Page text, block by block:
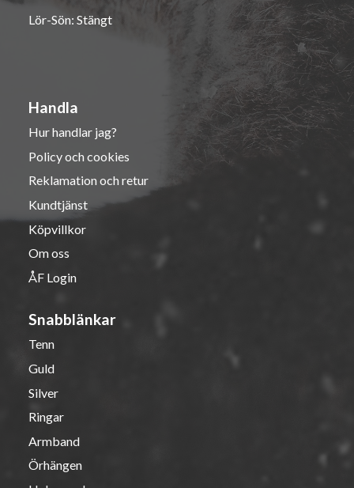
Lör-Sön: Stängt
Handla
Hur handlar jag?
Policy och cookies
Reklamation och retur
Kundtjänst
Köpvillkor
Om oss
ÅF Login
Snabblänkar
Tenn
Guld
Silver
Ringar
Armband
Örhängen